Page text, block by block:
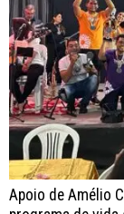
Apoio de Amélio